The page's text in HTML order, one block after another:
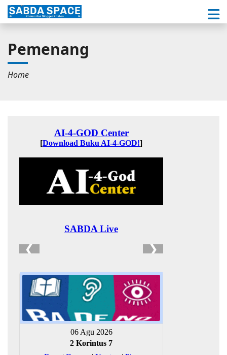
Pemenang
Home